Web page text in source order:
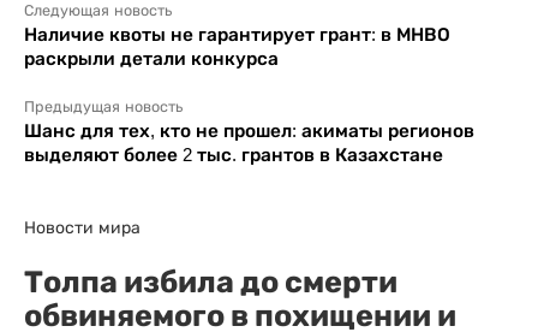
Следующая новость
Наличие квоты не гарантирует грант: в МНВО
раскрыли детали конкурса
Предыдущая новость
Шанс для тех, кто не прошел: акиматы регионов
выделяют более 2 тыс. грантов в Казахстане
Новости мира
Толпа избила до смерти
обвиняемого в похищении и